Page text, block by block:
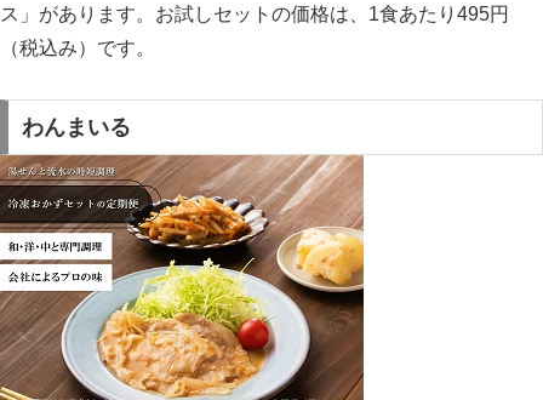
ス」があります。お試しセットの価格は、1食あたり495円
（税込み）です。
わんまいる